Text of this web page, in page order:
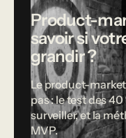
Product-
savoir si
grandir ?
Le product-
pas : le test des
surveiller, et la
MVP.